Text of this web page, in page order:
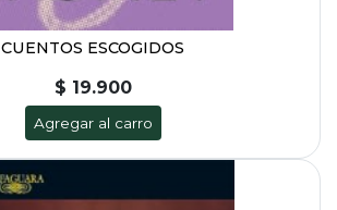
CUENTOS ESCOGIDOS
$ 19.900
Agregar al carro